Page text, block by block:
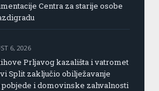
Centra za starije osobe
6, 2026
Prljavog kazališta i vatromet
Split zaključio obilježavanje
pobjede i domovinske zahvalnosti